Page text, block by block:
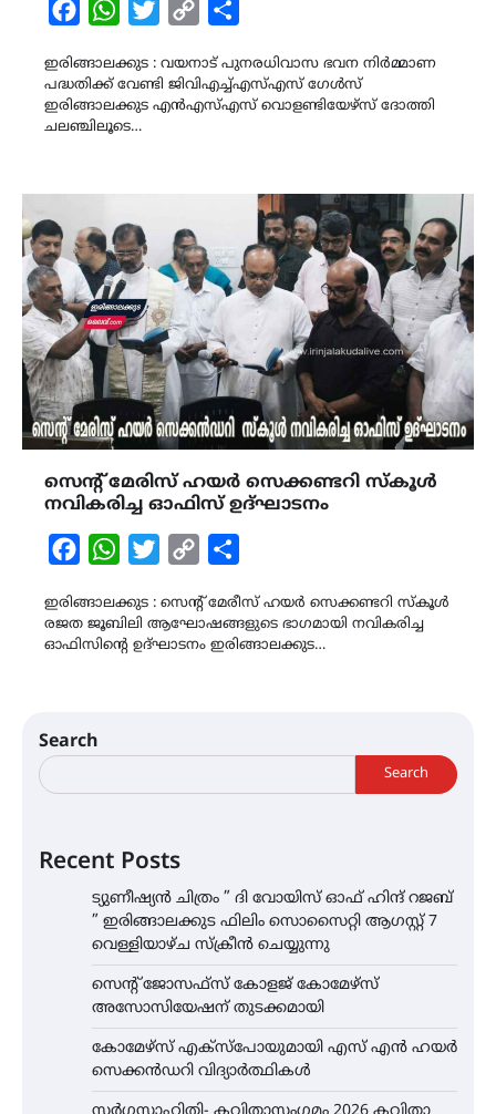
FacebookWhatsAppTwitterCopy
ഇരിങ്ങാലക്കുട : വയനാട് പുനരധിവാസ ഭവന നിർമ്മാണ
പദ്ധതിക്ക് വേണ്ടി ജിവിഎച്ച്എസ്എസ് ഗേൾസ്
ഇരിങ്ങാലക്കുട എൻഎസ്എസ് വൊളണ്ടിയേഴ്സ് ദോത്തി
ചലഞ്ചിലൂടെ…
സെന്റ് മേരിസ് ഹയർ സെക്കണ്ടറി സ്കൂൾ
നവികരിച്ച ഓഫിസ് ഉദ്ഘാടനം
FacebookWhatsAppTwitterCopy
ഇരിങ്ങാലക്കുട : സെന്റ് മേരീസ് ഹയർ സെക്കണ്ടറി സ്കൂൾ
രജത ജൂബിലി ആഘോഷങ്ങളുടെ ഭാഗമായി നവികരിച്ച
ഓഫിസിന്റെ ഉദ്ഘാടനം ഇരിങ്ങാലക്കുട…
Search
Search
Recent Posts
ട്യുണീഷ്യൻ ചിത്രം ” ദി വോയിസ് ഓഫ് ഹിന്ദ് റജബ്
” ഇരിങ്ങാലക്കുട ഫിലിം സൊസൈറ്റി ആഗസ്റ്റ് 7
വെള്ളിയാഴ്ച സ്‌ക്രീൻ ചെയ്യുന്നു
സെന്റ് ജോസഫ്സ് കോളജ് കോമേഴ്‌സ്
അസോസിയേഷന് തുടക്കമായി
കോമേഴ്സ് എക്സ്പോയുമായി എസ് എൻ ഹയർ
സെക്കൻഡറി വിദ്യാർത്ഥികൾ